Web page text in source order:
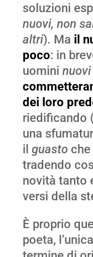
soluzioni
nuovi, non
altri). Ma il
poco: in
uomini nuovi
dei loro
riedificando
una
il guastoche
tradendo
novità tanto
versi della
È proprio
poeta, l’unica